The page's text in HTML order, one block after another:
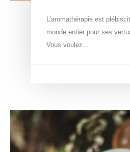
L'aromathérapie est
monde entier pour ses
Vous voulez...